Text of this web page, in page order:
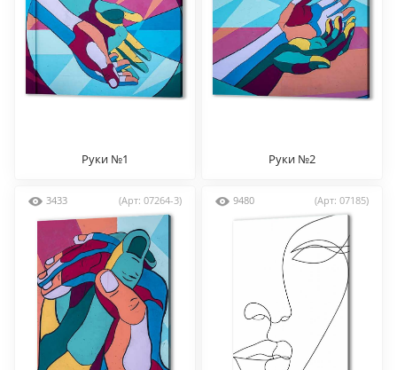
Руки №1 Руки №2
3433 (Арт: 07264-3) 9480 (Арт: 07185)